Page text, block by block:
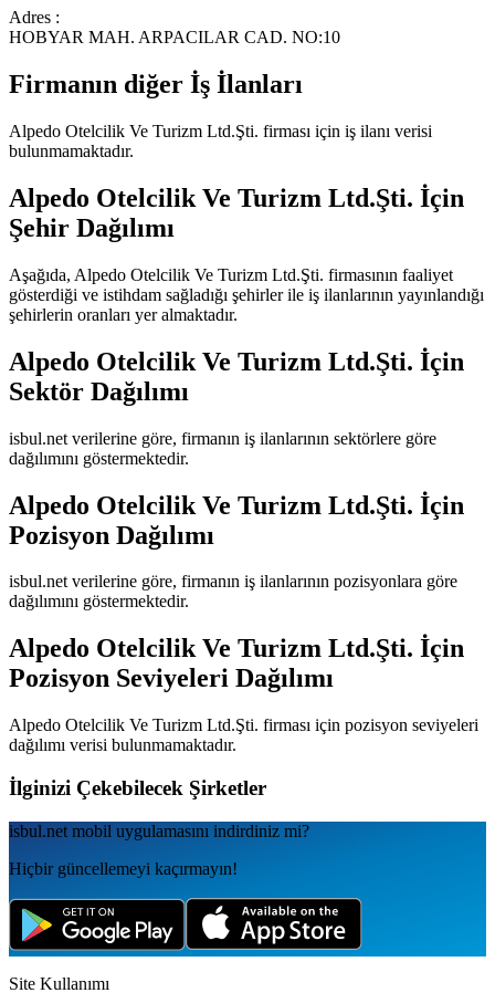
Adres :
HOBYAR MAH. ARPACILAR CAD. NO:10
Firmanın diğer İş İlanları
Alpedo Otelcilik Ve Turizm Ltd.Şti. firması için iş ilanı verisi
bulunmamaktadır.
Alpedo Otelcilik Ve Turizm Ltd.Şti. İçin
Şehir Dağılımı
Aşağıda, Alpedo Otelcilik Ve Turizm Ltd.Şti. firmasının faaliyet
gösterdiği ve istihdam sağladığı şehirler ile iş ilanlarının yayınlandığı
şehirlerin oranları yer almaktadır.
Alpedo Otelcilik Ve Turizm Ltd.Şti. İçin
Sektör Dağılımı
isbul.net verilerine göre, firmanın iş ilanlarının sektörlere göre
dağılımını göstermektedir.
Alpedo Otelcilik Ve Turizm Ltd.Şti. İçin
Pozisyon Dağılımı
isbul.net verilerine göre, firmanın iş ilanlarının pozisyonlara göre
dağılımını göstermektedir.
Alpedo Otelcilik Ve Turizm Ltd.Şti. İçin
Pozisyon Seviyeleri Dağılımı
Alpedo Otelcilik Ve Turizm Ltd.Şti. firması için pozisyon seviyeleri
dağılımı verisi bulunmamaktadır.
İlginizi Çekebilecek Şirketler
isbul.net mobil uygulamаsını indirdiniz mi?
Hiçbir güncellemeyi kaçırmayın!
Site Kullanımı